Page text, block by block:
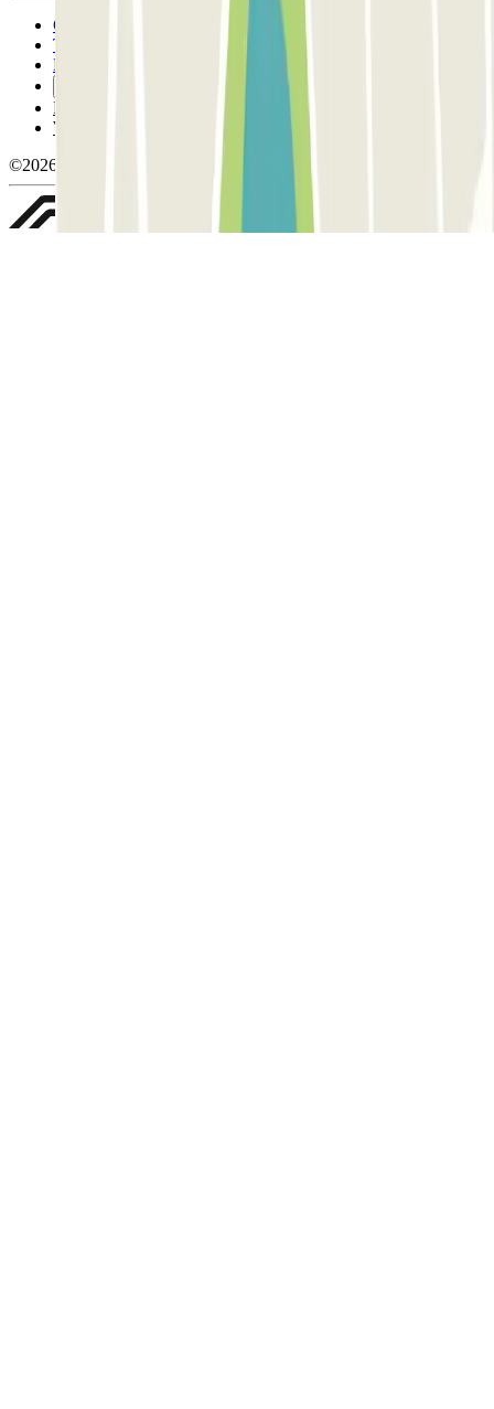
Condizioni contrattuali e di utilizzo
Termini di cancellazione
Politica sui cookies
Politica sulla privacy
Whistleblowing
©2026 Parclick. Tutti i diritti riservati